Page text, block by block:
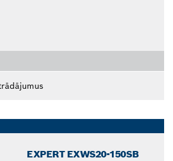
EXPERT EXWS20-150SB